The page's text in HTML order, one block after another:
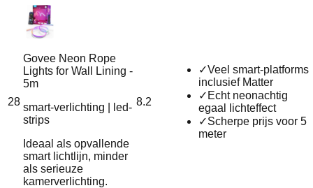
28
Govee Neon Rope
Lights for Wall Lining -
5m
smart-verlichting | led-
strips
Ideaal als opvallende
smart lichtlijn, minder
als serieuze
kamerverlichting.
8.2
✓Veel smart-platforms
inclusief Matter
✓ Echt neonachtig
egaal lichteffect
✓Scherpe prijs voor 5
meter